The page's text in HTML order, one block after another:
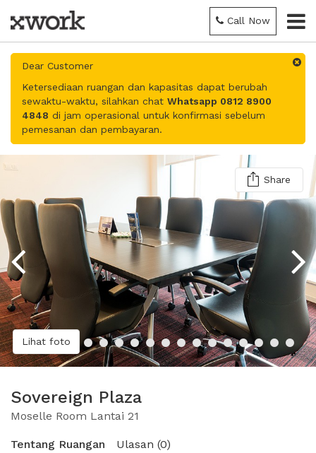
Call Now
Dear Customer
Ketersediaan ruangan dan kapasitas dapat berubah
sewaktu-waktu, silahkan chat Whatsapp 0812 8900
4848 di jam operasional untuk konfirmasi sebelum
pemesanan dan pembayaran.
Lihat foto
Share
Sovereign Plaza
Moselle Room Lantai 21
Tentang Ruangan Ulasan (0)